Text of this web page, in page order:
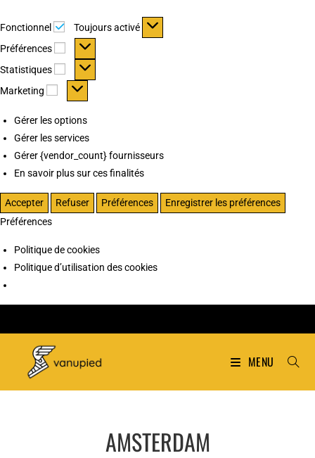
Fonctionnel Fonctionnel
Toujours activé
Préférences
Préférences
Statistiques Statistiques
Marketing Marketing
Gérer les options
Gérer les services
Gérer {vendor_count} fournisseurs
En savoir plus sur ces finalités
Accepter Refuser Préférences
Enregistrer les préférences
Préférences
Politique de cookies
Politique d’utilisation des cookies
MENU
AMSTERDAM